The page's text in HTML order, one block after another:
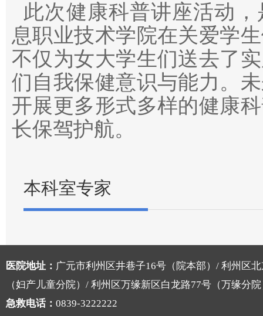
此次健康科普讲座活动
息职业技术学院在关爱学
不仅为女大学生们送去了
们自我保健意识与能力。
开展更多形式多样的健康
长保驾护航。
本科室专家
医院地址： 广元市利州区井巷子16号（院本部）/ 利州区
（妇产儿童分院）/ 利州区万缘新区白龙路77号（万缘分
急救电话： 0839-3222222